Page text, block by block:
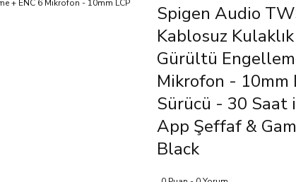
Spigen Audio
Kablosuz
Gürültü
Mikrofon - 10mm
Sürücü - 30 Saat
App Şeffaf &
Black